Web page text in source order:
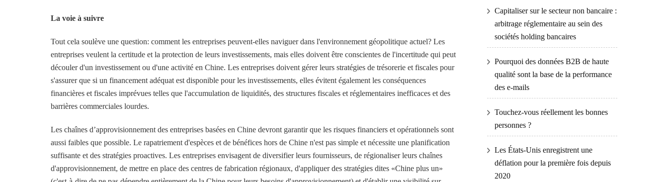
La voie à suivre
Tout cela soulève une question: comment les entreprises peuvent-elles naviguer dans l'environnement géopolitique actuel? Les
entreprises veulent la certitude et la protection de leurs investissements, mais elles doivent être conscientes de l'incertitude qui peut
découler d'un investissement ou d'une activité en Chine. Les entreprises doivent gérer leurs stratégies de trésorerie et fiscales pour
s'assurer que si un financement adéquat est disponible pour les investissements, elles évitent également les conséquences
financières et fiscales imprévues telles que l'accumulation de liquidités, des structures fiscales et réglementaires inefficaces et des
barrières commerciales lourdes.
Les chaînes d’approvisionnement des entreprises basées en Chine devront garantir que les risques financiers et opérationnels sont
aussi faibles que possible. Le rapatriement d'espèces et de bénéfices hors de Chine n'est pas simple et nécessite une planification
suffisante et des stratégies proactives. Les entreprises envisagent de diversifier leurs fournisseurs, de régionaliser leurs chaînes
d'approvisionnement, de mettre en place des centres de fabrication régionaux, d'appliquer des stratégies dites «Chine plus un»
Capitaliser sur le secteur non bancaire :
arbitrage réglementaire au sein des
sociétés holding bancaires
Pourquoi des données B2B de haute
qualité sont la base de la performance
des e-mails
Touchez-vous réellement les bonnes
personnes ?
Les États-Unis enregistrent une
déflation pour la première fois depuis
2020